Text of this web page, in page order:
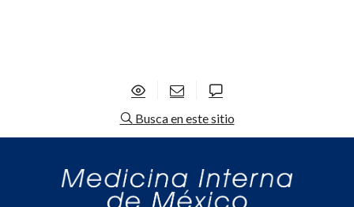
Busca en este sitio